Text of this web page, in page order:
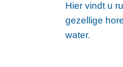
Hier vindt u
gezellige
water.